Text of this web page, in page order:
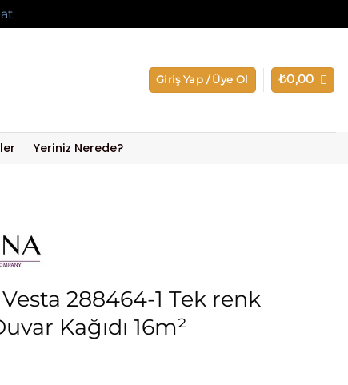
Giriş Yap / Üye Ol ₺0,00
Yeriniz Nerede?
288464-1 Tek renk
Kağıdı 16m²